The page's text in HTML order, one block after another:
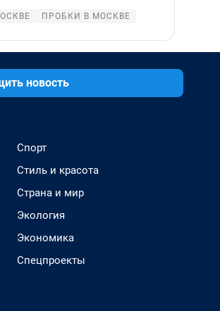
ПРОБКИ В МОСКВЕ
новость
Спорт
Стиль и красота
Страна и мир
Экология
Экономика
Спецпроекты